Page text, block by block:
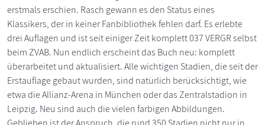
erstmals erschien. Rasch gewann es den Status eines
Klassikers, der in keiner Fanbibliothek fehlen darf. Es erlebte
drei Auflagen und ist seit einiger Zeit komplett 037 VERGR selbst
beim ZVAB. Nun endlich erscheint das Buch neu: komplett
überarbeitet und aktualisiert. Alle wichtigen Stadien, die seit der
Erstauflage gebaut wurden, sind natürlich berücksichtigt, wie
etwa die Allianz-Arena in München oder das Zentralstadion in
Leipzig. Neu sind auch die vielen farbigen Abbildungen.